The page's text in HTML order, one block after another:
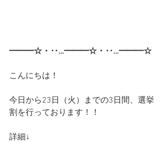
━━━☆・‥…━━━☆・‥…━━━☆
こんにちは！
今日から23日（火）までの3日間、選挙
割を行っております！！
詳細↓